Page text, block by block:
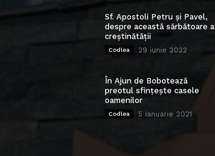
Sf. Apostoli Petru și Pavel,
despre această sărbătoare a
creștinătății
Codlea 29 iunie 2022
În Ajun de Bobotează
preotul sfințește casele
oamenilor
Codlea 5 ianuarie 2021